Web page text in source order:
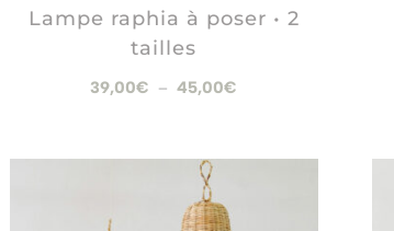
Lampe raphia à poser • 2
tailles
39,00€ – 45,00€